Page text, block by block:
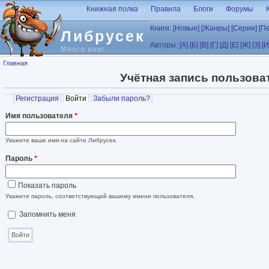
Перейти к основному содержанию
Либрусек
Много книг
Книжная полка Правила Блоги Форумы
Книги: [Новые] [Жанры] [Серии]
Авторы: [А] [Б] [В] [Г] [Д] [Е] [Ж] [З]
Вы здесь
Главная
Учётная запись
Главные вкладки
Регистрация Войти (активная вкладка)
Забыли пароль?
Имя пользователя *
Укажите ваше имя на сайте Либрусек.
Пароль *
Показать пароль
Укажите пароль, соответствующий вашему имени пользователя.
Запомнить меня